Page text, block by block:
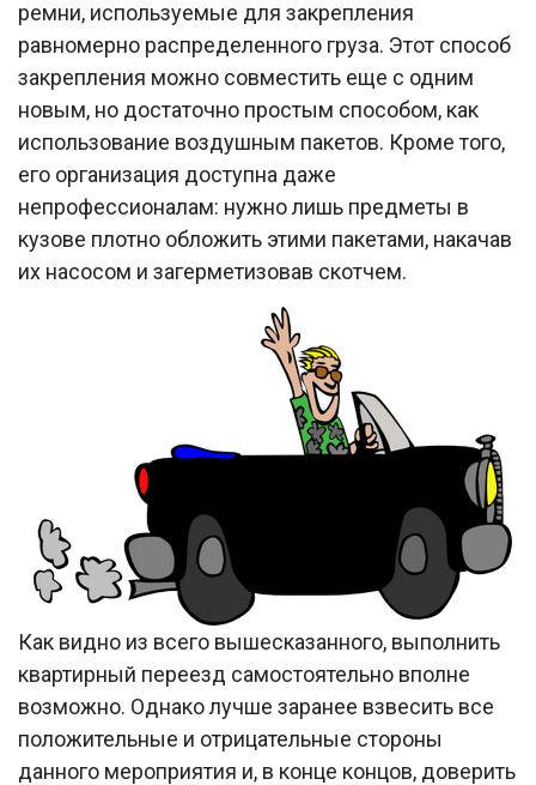
ремни, используемые для закрепления
равномерно распределенного груза. Этот способ
закрепления можно совместить еще с одним
новым, но достаточно простым способом, как
использование воздушным пакетов. Кроме того,
его организация доступна даже
непрофессионалам: нужно лишь предметы в
кузове плотно обложить этими пакетами, накачав
их насосом и загерметизовав скотчем.
Как видно из всего вышесказанного, выполнить
квартирный переезд самостоятельно вполне
возможно. Однако лучше заранее взвесить все
положительные и отрицательные стороны
данного мероприятия и, в конце концов, доверить